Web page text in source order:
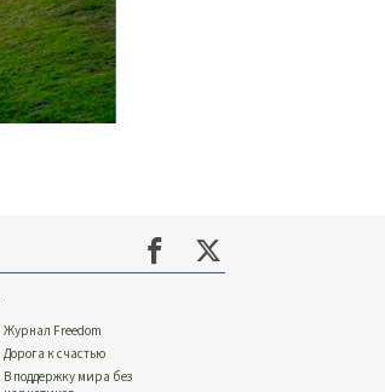
Журнал Freedom
Дорога к счастью
В поддержку мира без